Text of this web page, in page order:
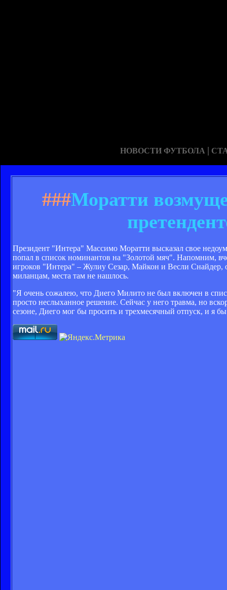
НОВОСТИ ФУТБОЛА |
###Моратти
Президент "Интера" Массимо Моратти высказал свое
попал в список номинантов на "Золотой мяч". Напомним,
игроков "Интера" – Жулиу Сезар, Майкон и Весли Снайдер,
миланцам, места там не нашлось.
"Я очень сожалею, что Диего Милито не был включен в
просто неслыханное решение. Сейчас у него травма, но
сезоне, Диего мог бы просить и трехмесячный отпуск, и я